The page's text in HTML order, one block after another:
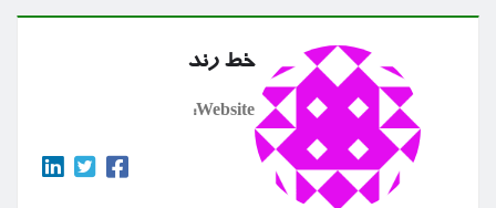
خط رند
Website: